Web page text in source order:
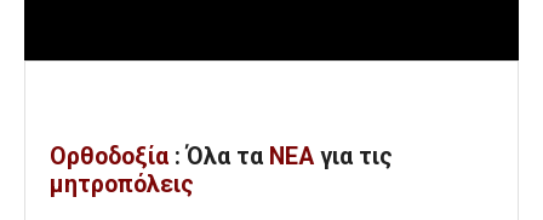
Ορθοδοξία : Όλα τα ΝΕΑ για τις
μητροπόλεις